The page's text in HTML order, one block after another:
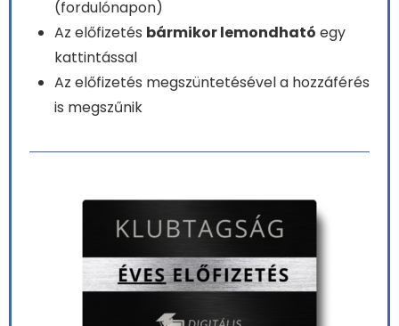
(fordulónapon)
Az előfizetés bármikor lemondható egy
kattintással
Az előfizetés megszüntetésével a hozzáférés
is megszűnik